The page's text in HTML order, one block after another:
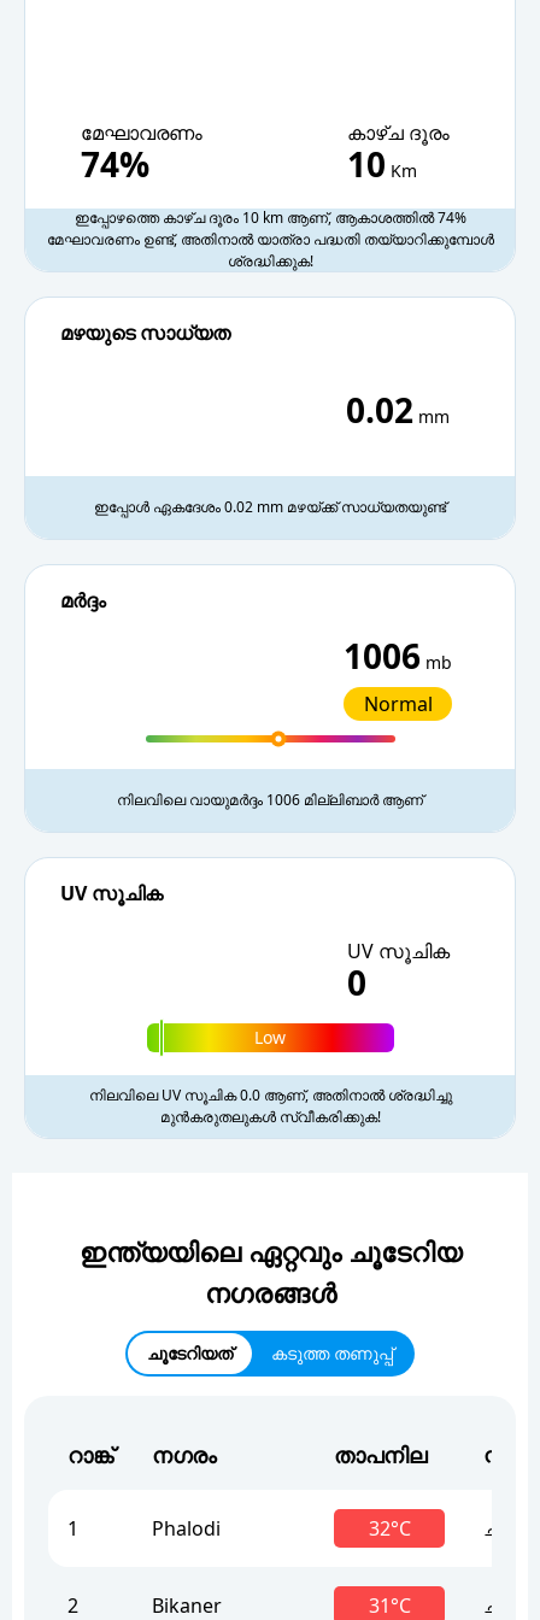
09 PM തെളിഞ്ഞ ആകാശം
10 PM തെളിഞ്ഞ ആകാശം 18°C
17.8°C
മേഘാവരണം
74%
കാഴ്ച ദൂരം
10 Km
ഇപ്പോഴത്തെ കാഴ്ച ദൂരം 10 km ആണ്, ആകാശത്തിൽ 74%
മേഘാവരണം ഉണ്ട്, അതിനാൽ യാത്രാ പദ്ധതി തയ്യാറിക്കുമ്പോൾ
ശ്രദ്ധിക്കുക!
മഴയുടെ സാധ്യത
0.02 mm
ഇപ്പോൾ ഏകദേശം 0.02 mm മഴയ്ക്ക് സാധ്യതയുണ്ട്
മർദ്ദം
1006 mb
Normal
നിലവിലെ വായുമർദ്ദം 1006 മില്ലിബാർ ആണ്
UV സൂചിക
UV സൂചിക
0
Low
നിലവിലെ UV സൂചിക 0.0 ആണ്, അതിനാൽ ശ്രദ്ധിച്ചു
മുൻകരുതലുകൾ സ്വീകരിക്കുക!
ഇന്ത്യയിലെ ഏറ്റവും ചൂടേറിയ
നഗരങ്ങൾ
ചൂടേറിയത് കടുത്ത തണുപ്പ്
റാങ്ക് നഗരം താപനില
1 Phalodi 32°C ചൂട്
2 Bikaner 31°C ചൂട്